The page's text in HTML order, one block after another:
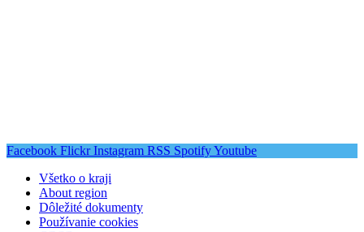
Facebook Flickr Instagram RSS SpotifyYoutube
Všetko o kraji
About region
Dôležité dokumenty
Používanie cookies